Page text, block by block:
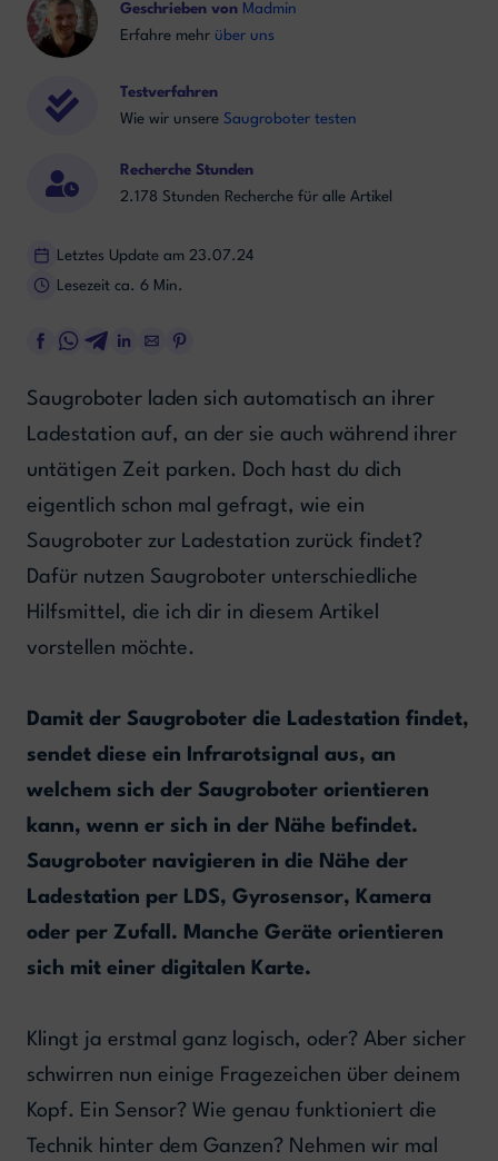
Geschrieben von Madmin
Erfahre mehr über uns
Testverfahren
Wie wir unsere Saugroboter testen
Recherche Stunden
2.178 Stunden Recherche für alle Artikel
Letztes Update am 23.07.24
Lesezeit ca. 6 Min.
Saugroboter laden sich automatisch an ihrer
Ladestation auf, an der sie auch während ihrer
untätigen Zeit parken. Doch hast du dich
eigentlich schon mal gefragt, wie ein
Saugroboter zur Ladestation zurück findet?
Dafür nutzen Saugroboter unterschiedliche
Hilfsmittel, die ich dir in diesem Artikel
vorstellen möchte.
Damit der Saugroboter die Ladestation findet,
sendet diese ein Infrarotsignal aus, an
welchem sich der Saugroboter orientieren
kann, wenn er sich in der Nähe befindet.
Saugroboter navigieren in die Nähe der
Ladestation per LDS, Gyrosensor, Kamera
oder per Zufall. Manche Geräte orientieren
sich mit einer digitalen Karte.
Klingt ja erstmal ganz logisch, oder? Aber sicher
schwirren nun einige Fragezeichen über deinem
Kopf. Ein Sensor? Wie genau funktioniert die
Technik hinter dem Ganzen? Nehmen wir mal